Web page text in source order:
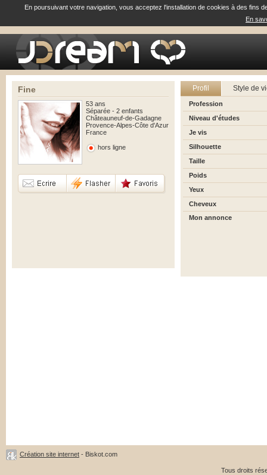
En poursuivant votre navigation, vous acceptez l'installation de cookies à des
En
Fine
53 ans
Séparée - 2 enfants
Châteauneuf-de-Gadagne
Provence-Alpes-Côte d'Azur
France
hors ligne
Profil Style de
Profession
Niveau d'études
Je vis
Silhouette
Taille
Poids
Yeux
Cheveux
Mon annonce
Création site internet - Biskot.com
Tous droits